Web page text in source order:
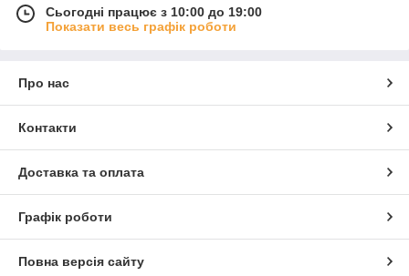
Сьогодні працює з 10:00 до 19:00
Показати весь графік роботи
Про нас
Контакти
Доставка та оплата
Графік роботи
Повна версія сайту